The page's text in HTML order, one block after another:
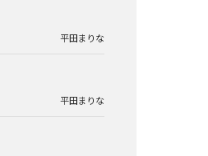
平田まりな
平田まりな